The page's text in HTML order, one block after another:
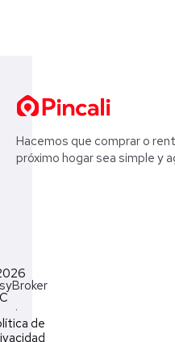
Hacemos que comprar o
próximo hogar sea simple y
·
de